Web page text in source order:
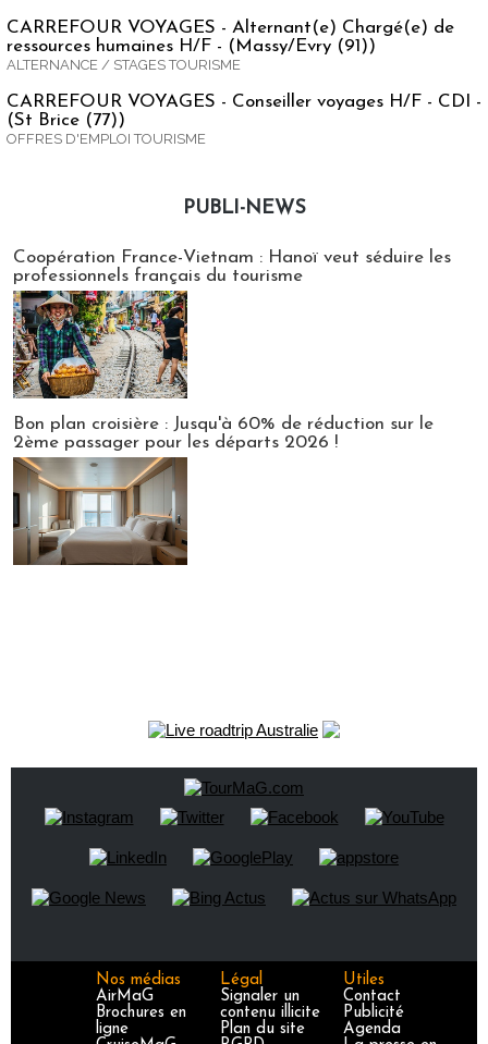
CARREFOUR VOYAGES - Alternant(e) Chargé(e) de
ressources humaines H/F - (Massy/Evry (91))
ALTERNANCE / STAGES TOURISME
CARREFOUR VOYAGES - Conseiller voyages H/F - CDI -
(St Brice (77))
OFFRES D'EMPLOI TOURISME
PUBLI-NEWS
Coopération France-Vietnam : Hanoï veut séduire les
professionnels français du tourisme
Bon plan croisière : Jusqu'à 60% de réduction sur le
2ème passager pour les départs 2026 !
Nos médias
AirMaG
Brochures en
ligne
Légal
Signaler un
contenu illicite
Plan du site
Utiles
Contact
Publicité
Agenda